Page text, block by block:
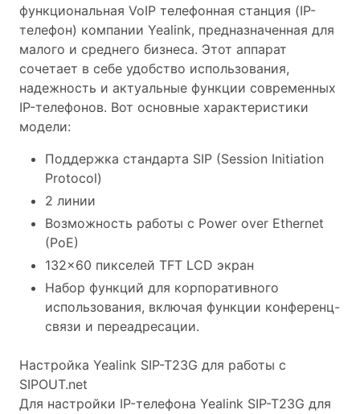
функциональная VoIP телефонная станция (IP-
телефон) компании Yealink, предназначенная для
малого и среднего бизнеса. Этот аппарат
сочетает в себе удобство использования,
надежность и актуальные функции современных
IP-телефонов. Вот основные характеристики
модели:
Поддержка стандарта SIP (Session Initiation
Protocol)
2 линии
Возможность работы с Power over Ethernet
(PoE)
132x60 пикселей TFT LCD экран
Набор функций для корпоративного
использования, включая функции конференц-
связи и переадресации.
Настройка Yealink SIP-T23G для работы с
SIPOUT.net
Для настройки IP-телефона Yealink SIP-T23G для